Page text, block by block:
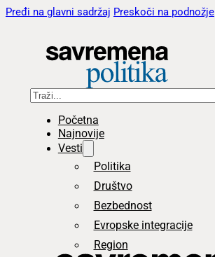
Pređi na glavni sadržaj Preskoči na podnožje
Pretraga
Početna
Najnovije
Vesti
Politika
Društvo
Bezbednost
Evropske integracije
Region